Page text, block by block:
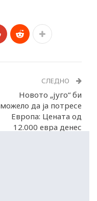
СЛЕДНО
Новото „југо“ би
можело да ја потресе
Европа: Цената од
12.000 евра денес